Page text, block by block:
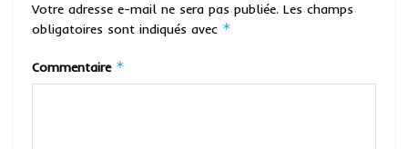
Votre adresse e-mail ne sera pas publiée. Les champs
obligatoires sont indiqués avec *
Commentaire *